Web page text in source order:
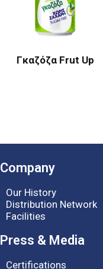
Γκαζόζα Frut Up
Company
Our History
Distribution Network
Facilities
Press & Media
Certifications